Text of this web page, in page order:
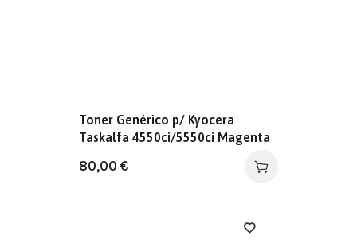
Toner Genérico p/ Kyocera
Taskalfa 4550ci/5550ci Magenta
80,00 €